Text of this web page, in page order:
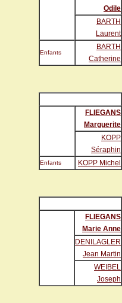
Odile
BARTH
Laurent
Enfants
BARTH
Catherine
FLIEGANS
Marguerite
KOPP
Séraphin
Enfants KOPP Michel
FLIEGANS
Marie Anne
DENILAGLER
Jean Martin
WEIBEL
Joseph